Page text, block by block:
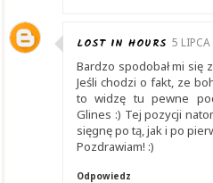
LOST IN HOURS 5
Bardzo spodobał mi się
Jeśli chodzi o fakt, ze
to widzę tu pewne
Glines :) Tej pozycji
sięgnę po tą, jak i po
Pozdrawiam! :)
Odpowiedz